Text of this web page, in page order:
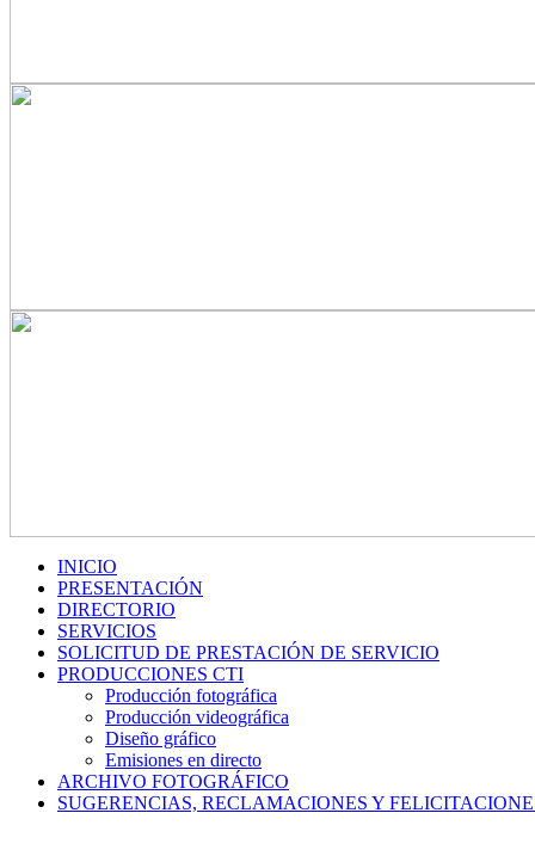
INICIO
PRESENTACIÓN
DIRECTORIO
SERVICIOS
SOLICITUD DE PRESTACIÓN DE SERVICIO
PRODUCCIONES CTI
Producción fotográfica
Producción videográfica
Diseño gráfico
Emisiones en directo
ARCHIVO FOTOGRÁFICO
SUGERENCIAS, RECLAMACIONES Y